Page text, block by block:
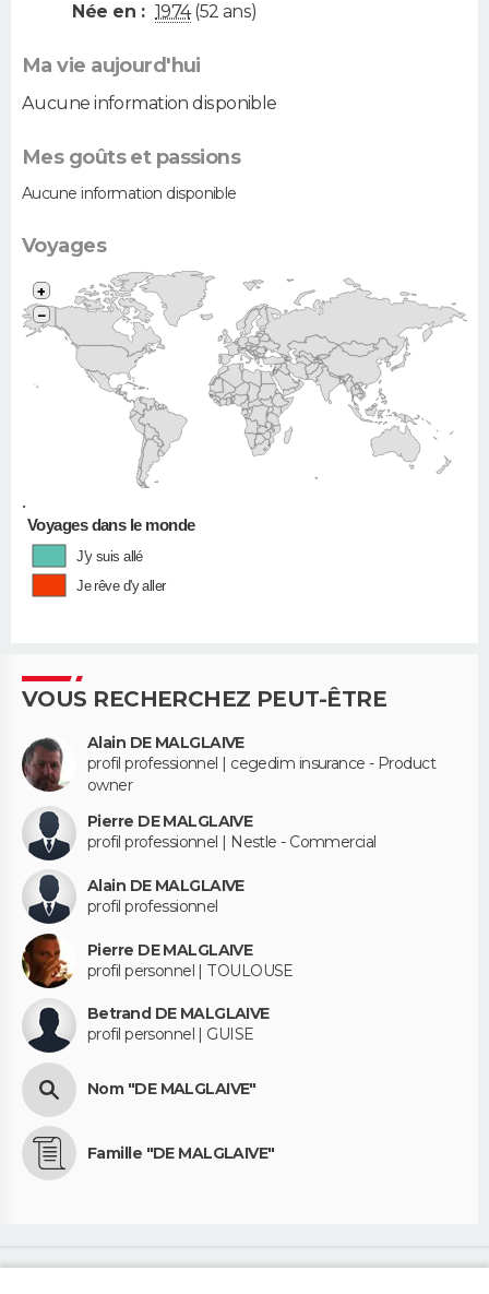
Née en : 1974(52 ans)
Ma vie aujourd'hui
Aucune information disponible
Mes goûts et passions
Aucune information disponible
Voyages
•
+
−
Voyages dans le monde
J'y suis allé
Je rêve d'y aller
VOUS RECHERCHEZ PEUT-ÊTRE
Alain DE MALGLAIVE
profil professionnel | cegedim insurance - Product
owner
Pierre DE MALGLAIVE
profil professionnel | Nestle - Commercial
Alain DE MALGLAIVE
profil professionnel
Pierre DE MALGLAIVE
profil personnel | TOULOUSE
Betrand DE MALGLAIVE
profil personnel | GUISE
Nom "DE MALGLAIVE"
Famille "DE MALGLAIVE"